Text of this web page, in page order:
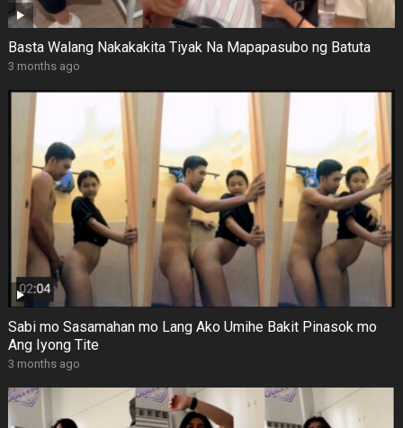
Basta Walang Nakakakita Tiyak Na Mapapasubo ng Batuta
3 months ago
Sabi mo Sasamahan mo Lang Ako Umihe Bakit Pinasok mo
Ang Iyong Tite
3 months ago